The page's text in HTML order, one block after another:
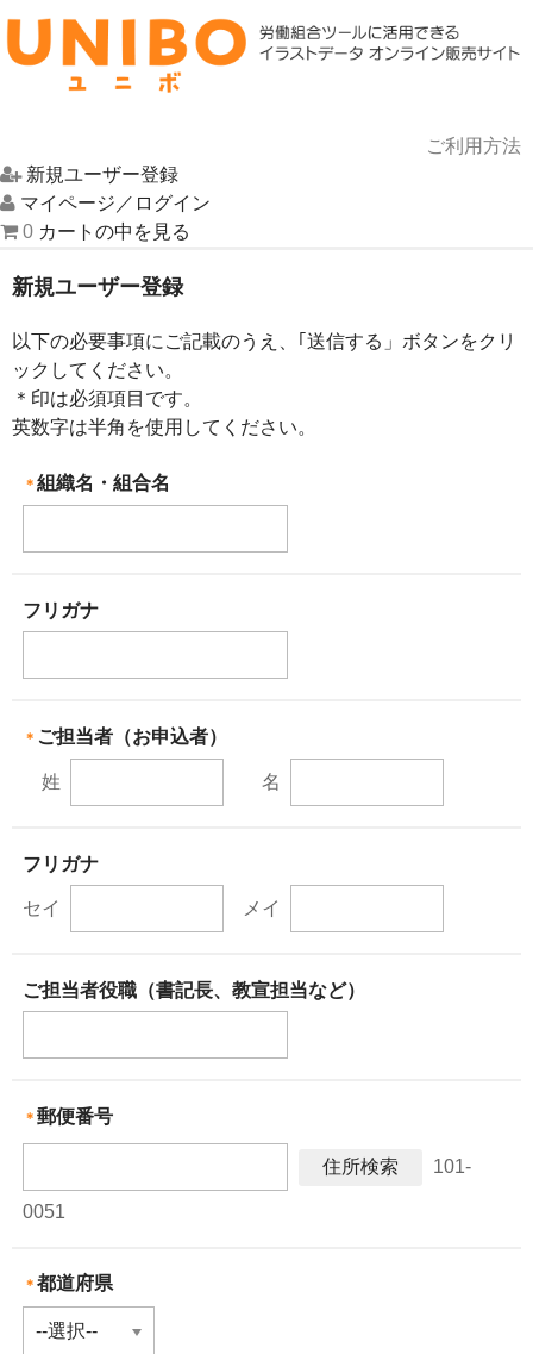
ご利用方法
HOME
お問い合わせ
新規ユーザー登録
マイページ／ログイン
0 カートの中を見る
新規ユーザー登録
以下の必要事項にご記載のうえ、｢送信する」ボタンをクリ
ックしてください。
＊ 印は必須項目です。
英数字は半角を使用してください。
＊組織名・組合名
フリガナ
＊ ご担当者（お申込者）
姓 名
フリガナ
セイ メイ
ご担当者役職（書記長、教宣担当など）
＊郵便番号
101-
0051
＊都道府県